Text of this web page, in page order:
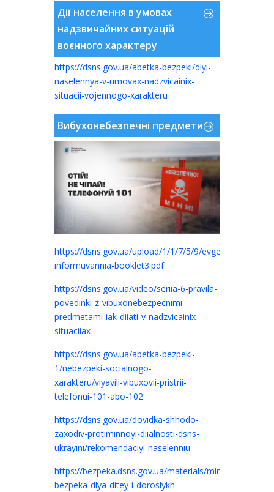
Дії населення в умовах
надзвичайних ситуацій
воєнного характеру
https://dsns.gov.ua/abetka-bezpeki/diyi-
naselennya-v-umovax-nadzvicainix-
situacii-vojennogo-xarakteru
Вибухонебезпечні предмети
https://dsns.gov.ua/upload/1/1/7/5/9/evgen-
informuvannia-booklet3.pdf
https://dsns.gov.ua/video/seriia-6-pravila-
povedinki-z-vibuxonebezpecnimi-
predmetami-iak-diiati-v-nadzvicainix-
situaciiax
https://dsns.gov.ua/abetka-bezpeki-
1/nebezpeki-socialnogo-
xarakteru/viyavili-vibuxovii-pristrii-
telefonui-101-abo-102
https://dsns.gov.ua/dovidka-shhodo-
zaxodiv-protiminnoyi-diialnosti-dsns-
ukrayini/rekomendaciyi-naselenniu
https://bezpeka.dsns.gov.ua/materials/minna-
bezpeka-dlya-ditey-i-doroslykh